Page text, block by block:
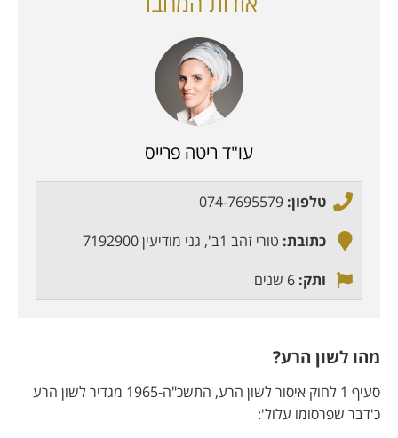
עו"ד ריטה פרייס
טלפון: 074-7695579
כתובת: טורי זהב 1ב', גני מודיעין 7192900
ותק: 6 שנים
מהו לשון הרע?
סעיף 1 לחוק איסור לשון הרע, התשכ"ה-1965 מגדיר לשון הרע
כ'דבר שפרסומו עלול':